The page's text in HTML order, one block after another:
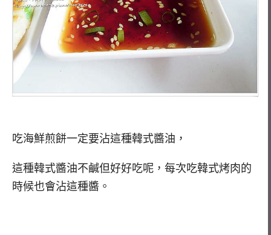
吃海鮮煎餅一定要沾這種韓式醬油，
這種韓式醬油不鹹但好好吃呢，每次吃韓式烤肉的
時候也會沾這種醬。